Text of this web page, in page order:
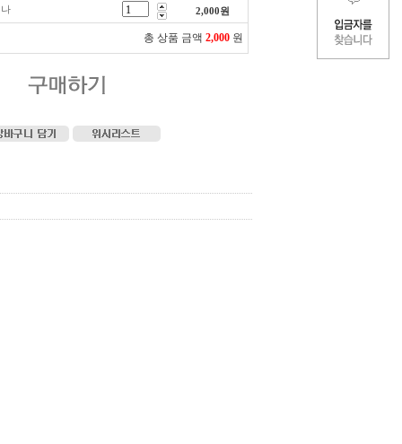
2,000원
총 상품 금액 2,000 원